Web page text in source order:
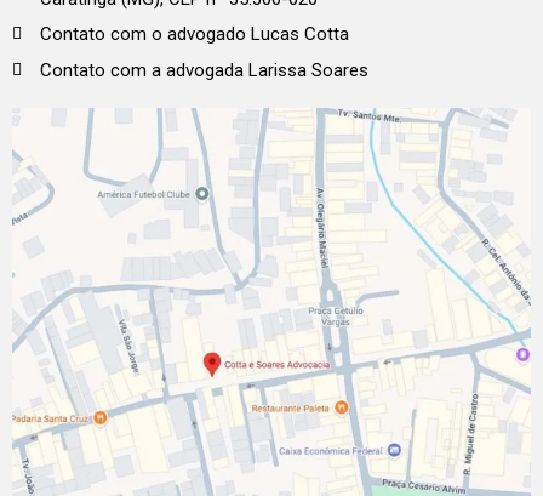
Contato com o advogado Lucas Cotta
Contato com a advogada Larissa Soares